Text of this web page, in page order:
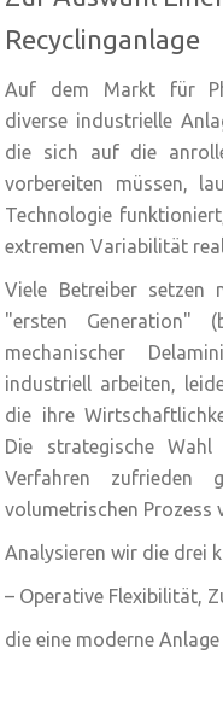
Recyclinganlage
Auf dem Markt für
diverse industrielle
die sich auf die
vorbereiten müssen,
Technologie
extremen Variabilität
Viele Betreiber setzen
"ersten Generation"
mechanischer
industriell arbeiten,
die ihre
Die strategische
Verfahren zufrieden
volumetrischen Prozess
Analysieren wir die drei
– Operative Flexibilität,
die eine moderne